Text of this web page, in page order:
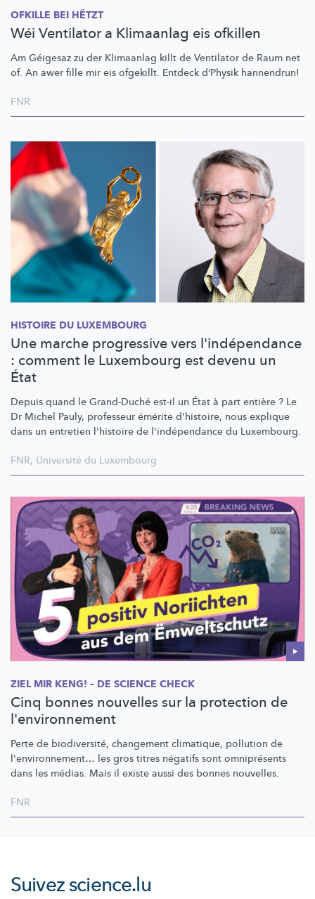
OFKILLE BEI HËTZT
Wéi Ventilator a Klimaanlag eis ofkillen
Am Géigesaz zu der Klimaanlag killt de Ventilator de Raum net
of. An awer fille mir eis ofgekillt. Entdeck d’Physik hannendrun!
FNR
HISTOIRE DU LUXEMBOURG
Une marche progressive vers l'indépendance
: comment le Luxembourg est devenu un
État
Depuis quand le Grand-Duché est-il un État à part entière ? Le
Dr Michel Pauly, professeur émérite d'histoire, nous explique
dans un entretien l'histoire de l'indépendance du Luxembourg.
FNR, Université du Luxembourg
ZIEL MIR KENG! – DE SCIENCE CHECK
Cinq bonnes nouvelles sur la protection de
l'environnement
Perte de biodiversité, changement climatique, pollution de
l'environnement… les gros titres négatifs sont omniprésents
dans les médias. Mais il existe aussi des bonnes nouvelles.
FNR
Suivezscience.lu